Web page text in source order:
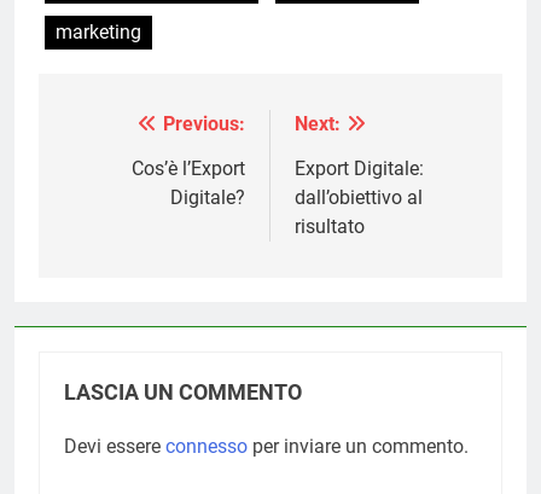
marketing
Navigazione
articoli
Previous:
Cos’è l’Export
Digitale?
Next:
Export Digitale:
dall’obiettivo al
risultato
LASCIA UN COMMENTO
Devi essere connesso per inviare un commento.